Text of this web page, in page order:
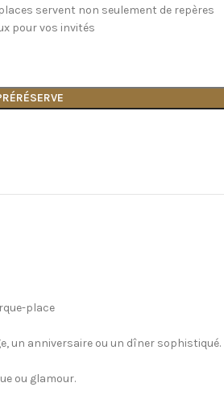
servent non seulement de repères
pour vos invités
place
un anniversaire ou un dîner sophistiqué.
ou glamour.